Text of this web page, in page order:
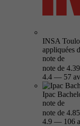
INSA
appliquées
note de
note de
4.4 — 57
Ipac
note de
note de
4.9 — 106